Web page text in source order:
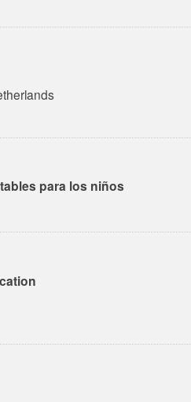
para los niños